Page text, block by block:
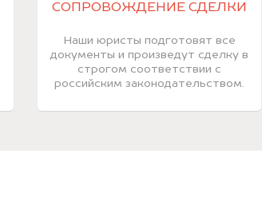
СОПРОВОЖДЕНИЕ СДЕЛКИ
Наши юристы подготовят все
документы и произведут сделку в
строгом соответствии с
российским законодательством.